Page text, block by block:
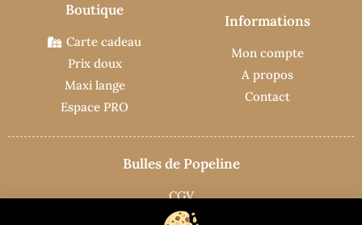
Boutique
Carte cadeau
Prix doux
Maxi lange
Espace PRO
Informations
Mon compte
A propos
Contact
Bulles de Popeline
CGV
Mentions légales